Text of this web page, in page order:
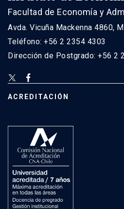
Facultad de Economía y
Avda. Vicuña Mackenna 4860,
Teléfono: +56 2 2354 4303
Dirección de Postgrado: +56 2
ACREDITACIÓN